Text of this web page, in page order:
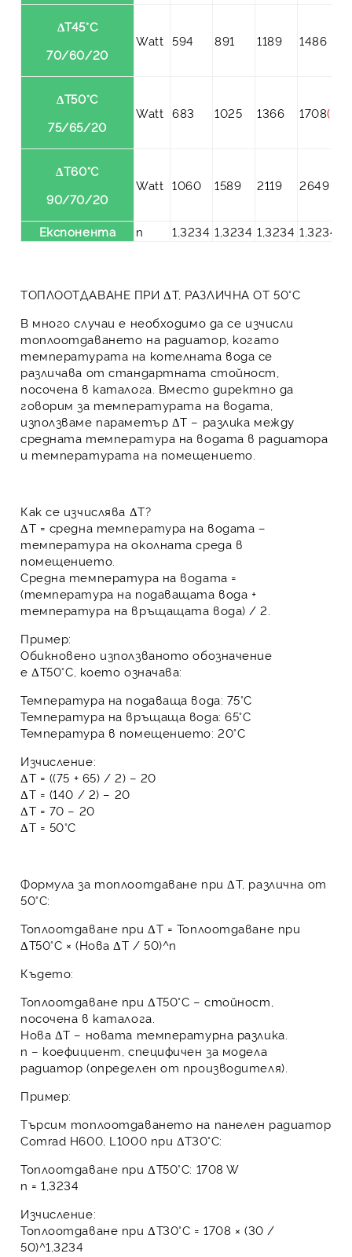
ΔT45°C
70/60/20
Watt 594 891 1189 1486
ΔT50°C
75/65/20
Watt 683 1025 1366 1708(*)
ΔT60°C
90/70/20
Watt 1060 1589 2119 2649
Експонента n 1,3234 1,3234 1,3234 1,3234
ТОПЛООТДАВАНЕ ПРИ ΔT, РАЗЛИЧНА ОТ 50°C
В много случаи е необходимо да се изчисли
топлоотдаването на радиатор, когато
температурата на котелната вода се
различава от стандартната стойност,
посочена в каталога. Вместо директно да
говорим за температурата на водата,
използваме параметър ΔT – разлика между
средната температура на водата в радиатора
и температурата на помещението.
Как се изчислява ΔT?
ΔT = средна температура на водата –
температура на околната среда в
помещението.
Средна температура на водата =
(температура на подаващата вода +
температура на връщащата вода) / 2.
Пример:
Обикновено използваното обозначение
еΔT50°C , което означава:
Температура на подаваща вода: 75°C
Температура на връщаща вода: 65°C
Температура в помещението: 20°C
Изчисление:
ΔT = ((75 + 65) / 2) – 20
ΔT = (140 / 2) – 20
ΔT = 70 – 20
ΔT = 50°C
Формула за топлоотдаване при ΔT, различна от
50°C:
Топлоотдаване при ΔT = Топлоотдаване при
ΔT50°C × (Нова ΔT / 50)^n
Където:
Топлоотдаване при ΔT50°C – стойност,
посочена в каталога.
Нова ΔT – новата температурна разлика.
n – коефициент, специфичен за модела
радиатор (определен от производителя).
Пример:
Търсим топлоотдаването на панелен радиатор
Comrad H600, L1000 при ΔT30°C:
Топлоотдаване при ΔT50°C: 1708 W
n = 1,3234
Изчисление:
Топлоотдаване при ΔT30°C = 1708 × (30 /
50)^1,3234